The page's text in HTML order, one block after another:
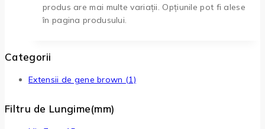
produs are mai multe variații. Opțiunile pot fi alese
în pagina produsului.
Categorii
Extensii de gene brown (1)
Filtru de Lungime(mm)